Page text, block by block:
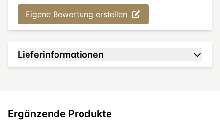
Eigene Bewertung erstellen
Lieferinformationen
Ergänzende Produkte